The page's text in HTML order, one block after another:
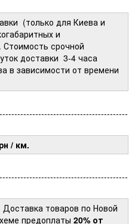
(только для Киева и
и
Стоимость срочной
доставки 3-4 часа
в зависимости от времени
/ км.
Доставка товаров по Новой
предоплаты 20% от